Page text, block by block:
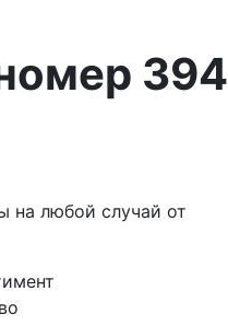
394
на любой случай от